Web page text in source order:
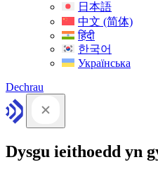
日本語
中文 (简体)
हिंदी
한국어
Українська
Dechrau
Dysgu ieithoedd yn